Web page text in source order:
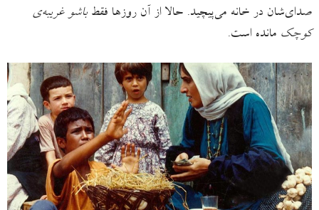
صدای‌شان در خانه می‌پیچید. حالا از آن روزها فقطباشو غریبه‌ی
کوچک مانده است.